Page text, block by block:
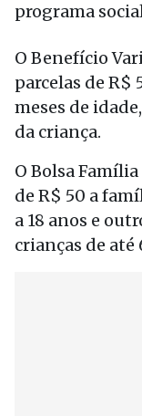
programa
O Benefício
parcelas de R$
meses de
da criança.
O Bolsa
de R$ 50 a
a 18 anos e
crianças de até